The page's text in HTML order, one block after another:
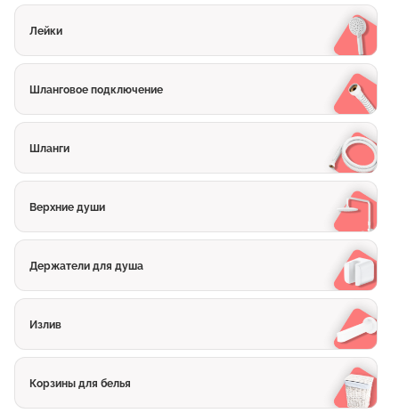
Лейки
Шланговое подключение
Шланги
Верхние души
Держатели для душа
Излив
Корзины для белья